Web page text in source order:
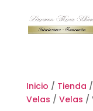
Inicio / Tienda /
Velas / Velas /